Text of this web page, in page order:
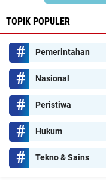
TOPIK POPULER
Pemerintahan
Nasional
Peristiwa
Hukum
Tekno & Sains